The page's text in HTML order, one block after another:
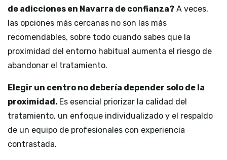
de adicciones en Navarra de confianza? A veces,
las opciones más cercanas no son las más
recomendables, sobre todo cuando sabes que la
proximidad del entorno habitual aumenta el riesgo de
abandonar el tratamiento.
Elegir un centro no debería depender solo de la
proximidad. Es esencial priorizar la calidad del
tratamiento, un enfoque individualizado y el respaldo
de un equipo de profesionales con experiencia
contrastada.